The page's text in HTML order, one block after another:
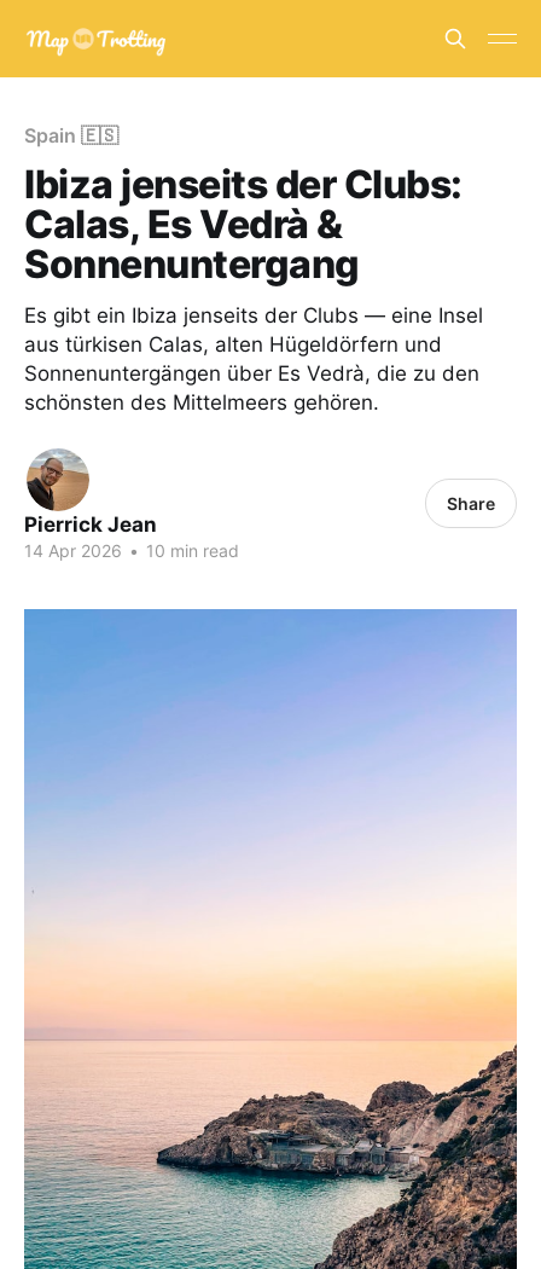
Spain 🇪🇸
Ibiza jenseits der Clubs:
Calas, Es Vedrà &
Sonnenuntergang
Es gibt ein Ibiza jenseits der Clubs — eine Insel
aus türkisen Calas, alten Hügeldörfern und
Sonnenuntergängen über Es Vedrà, die zu den
schönsten des Mittelmeers gehören.
Pierrick Jean
14 Apr 2026 • 10 min read
Share